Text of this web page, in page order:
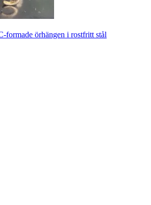
formade örhängen i rostfritt stål